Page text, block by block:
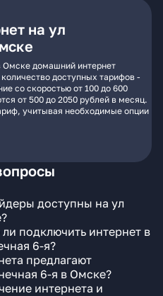
на ул
Омске домашний интернет
доступных тарифов -
со скоростью от 100 до 600
от 500 до 2050 рублей в месяц.
учитывая необходимые опции
доступны на ул
подключить интернет в
6-я?
предлагают
6-я в Омске?
интернета и